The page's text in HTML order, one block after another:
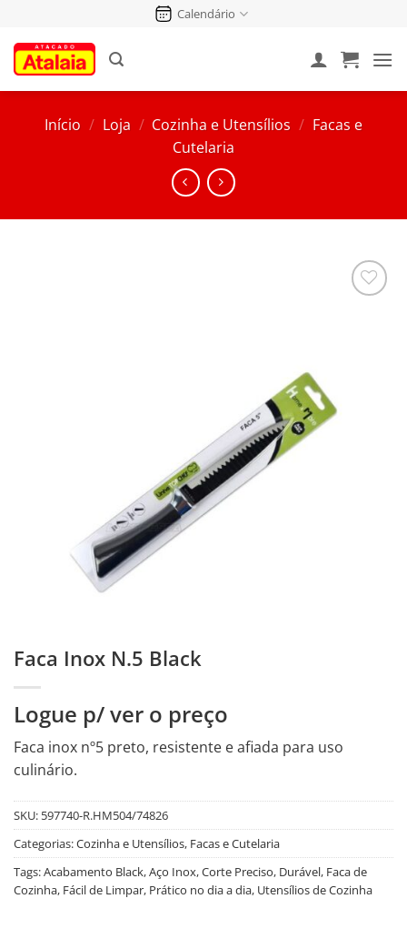
conteúdo
Calendário
Início / Loja / Cozinha e Utensílios / Facas e
Cutelaria
Faca Inox N.5 Black
Logue p/ ver o preço
Faca inox nº5 preto, resistente e afiada para uso
culinário.
SKU: 597740-R.HM504/74826
Categorias:Cozinha e Utensílios, Facas e Cutelaria
Tags:Acabamento Black,Aço Inox,Corte Preciso, Durável, Faca de
Cozinha, Fácil de Limpar, Prático no dia a dia, Utensílios de Cozinha